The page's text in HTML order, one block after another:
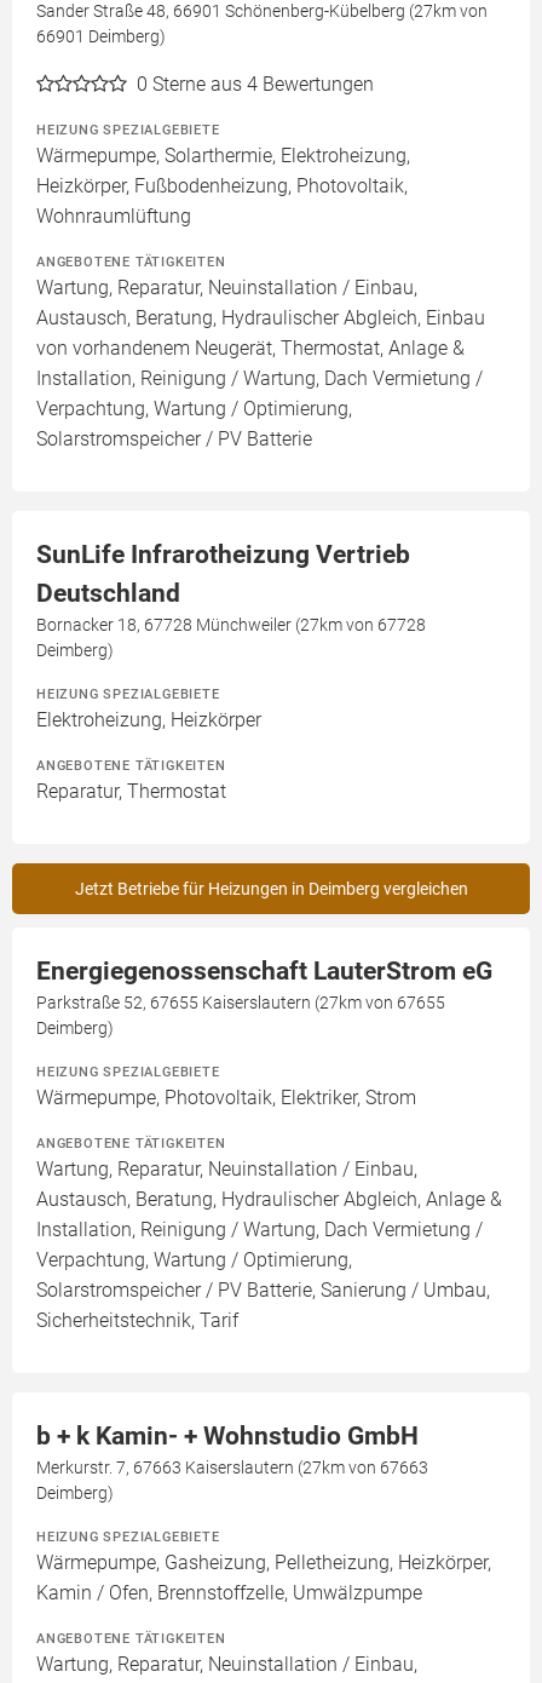
Sander Straße 48, 66901 Schönenberg-Kübelberg (27km von
66901 Deimberg)
0 Sterne aus 4 Bewertungen
HEIZUNG SPEZIALGEBIETE
Wärmepumpe, Solarthermie, Elektroheizung,
Heizkörper, Fußbodenheizung, Photovoltaik,
Wohnraumlüftung
ANGEBOTENE TÄTIGKEITEN
Wartung, Reparatur, Neuinstallation / Einbau,
Austausch, Beratung, Hydraulischer Abgleich, Einbau
von vorhandenem Neugerät, Thermostat, Anlage &
Installation, Reinigung / Wartung, Dach Vermietung /
Verpachtung, Wartung / Optimierung,
Solarstromspeicher / PV Batterie
SunLife Infrarotheizung Vertrieb
Deutschland
Bornacker 18, 67728 Münchweiler (27km von 67728
Deimberg)
HEIZUNG SPEZIALGEBIETE
Elektroheizung, Heizkörper
ANGEBOTENE TÄTIGKEITEN
Reparatur, Thermostat
Jetzt Betriebe für Heizungen in Deimberg vergleichen
Energiegenossenschaft LauterStrom eG
Parkstraße 52, 67655 Kaiserslautern (27km von 67655
Deimberg)
HEIZUNG SPEZIALGEBIETE
Wärmepumpe, Photovoltaik, Elektriker, Strom
ANGEBOTENE TÄTIGKEITEN
Wartung, Reparatur, Neuinstallation / Einbau,
Austausch, Beratung, Hydraulischer Abgleich, Anlage &
Installation, Reinigung / Wartung, Dach Vermietung /
Verpachtung, Wartung / Optimierung,
Solarstromspeicher / PV Batterie, Sanierung / Umbau,
Sicherheitstechnik, Tarif
b + k Kamin- + Wohnstudio GmbH
Merkurstr. 7, 67663 Kaiserslautern (27km von 67663
Deimberg)
HEIZUNG SPEZIALGEBIETE
Wärmepumpe, Gasheizung, Pelletheizung, Heizkörper,
Kamin / Ofen, Brennstoffzelle, Umwälzpumpe
ANGEBOTENE TÄTIGKEITEN
Wartung, Reparatur, Neuinstallation / Einbau,